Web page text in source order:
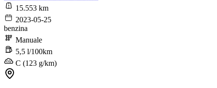
15.553 km
2023-05-25
benzina
Manuale
5,5 l/100km
C (123 g/km)